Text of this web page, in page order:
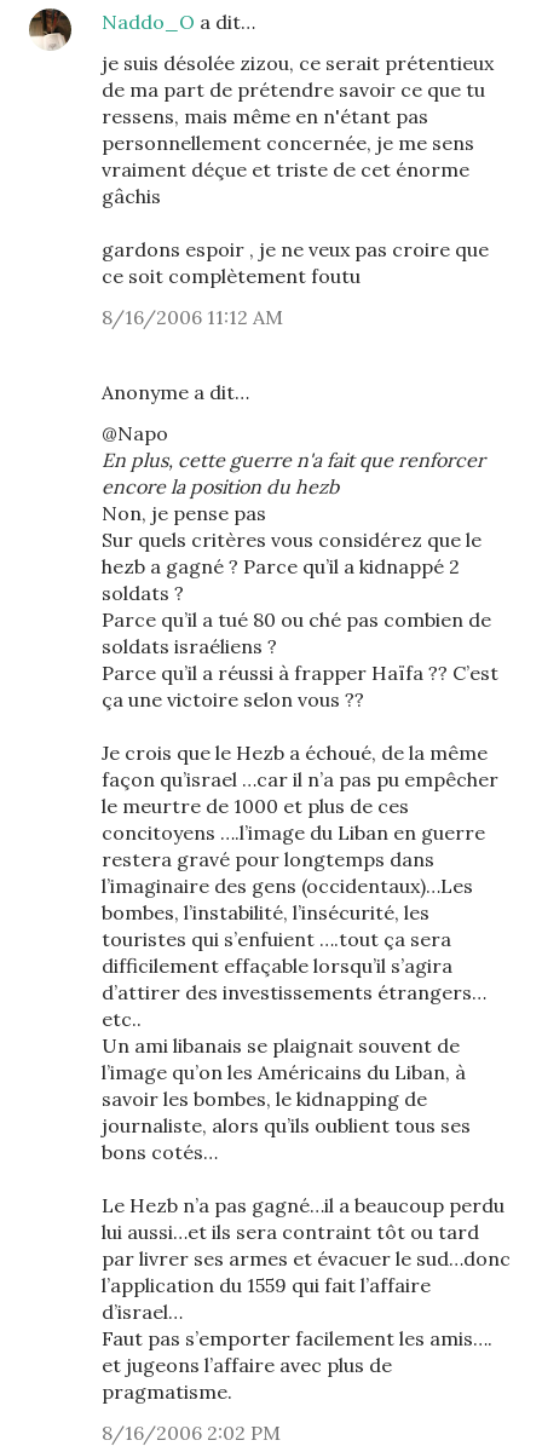
Naddo_O a dit…
je suis désolée zizou, ce serait prétentieux
de ma part de prétendre savoir ce que tu
ressens, mais même en n'étant pas
personnellement concernée, je me sens
vraiment déçue et triste de cet énorme
gâchis
gardons espoir , je ne veux pas croire que
ce soit complètement foutu
8/16/2006 11:12 AM
Anonyme a dit…
@Napo
En plus, cette guerre n'a fait que renforcer
encore la position du hezb
Non, je pense pas
Sur quels critères vous considérez que le
hezb a gagné ? Parce qu’il a kidnappé 2
soldats ?
Parce qu’il a tué 80 ou ché pas combien de
soldats israéliens ?
Parce qu’il a réussi à frapper Haïfa ?? C’est
ça une victoire selon vous ??
Je crois que le Hezb a échoué, de la même
façon qu’israel …car il n’a pas pu empêcher
le meurtre de 1000 et plus de ces
concitoyens ….l’image du Liban en guerre
restera gravé pour longtemps dans
l’imaginaire des gens (occidentaux)…Les
bombes, l’instabilité, l’insécurité, les
touristes qui s’enfuient ….tout ça sera
difficilement effaçable lorsqu’il s’agira
d’attirer des investissements étrangers…
etc..
Un ami libanais se plaignait souvent de
l’image qu’on les Américains du Liban, à
savoir les bombes, le kidnapping de
journaliste, alors qu’ils oublient tous ses
bons cotés…
Le Hezb n’a pas gagné…il a beaucoup perdu
lui aussi…et ils sera contraint tôt ou tard
par livrer ses armes et évacuer le sud…donc
l’application du 1559 qui fait l’affaire
d’israel…
Faut pas s’emporter facilement les amis….
et jugeons l’affaire avec plus de
pragmatisme.
8/16/2006 2:02 PM